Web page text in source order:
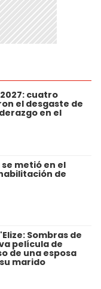
cuatro
el desgaste de
en el
metió en el
de
Sombras de
película de
de una esposa
marido